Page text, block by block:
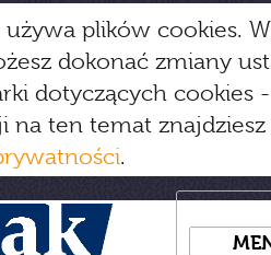
używa plików cookies.
dokonać zmiany
dotyczących cookies
na ten temat
.